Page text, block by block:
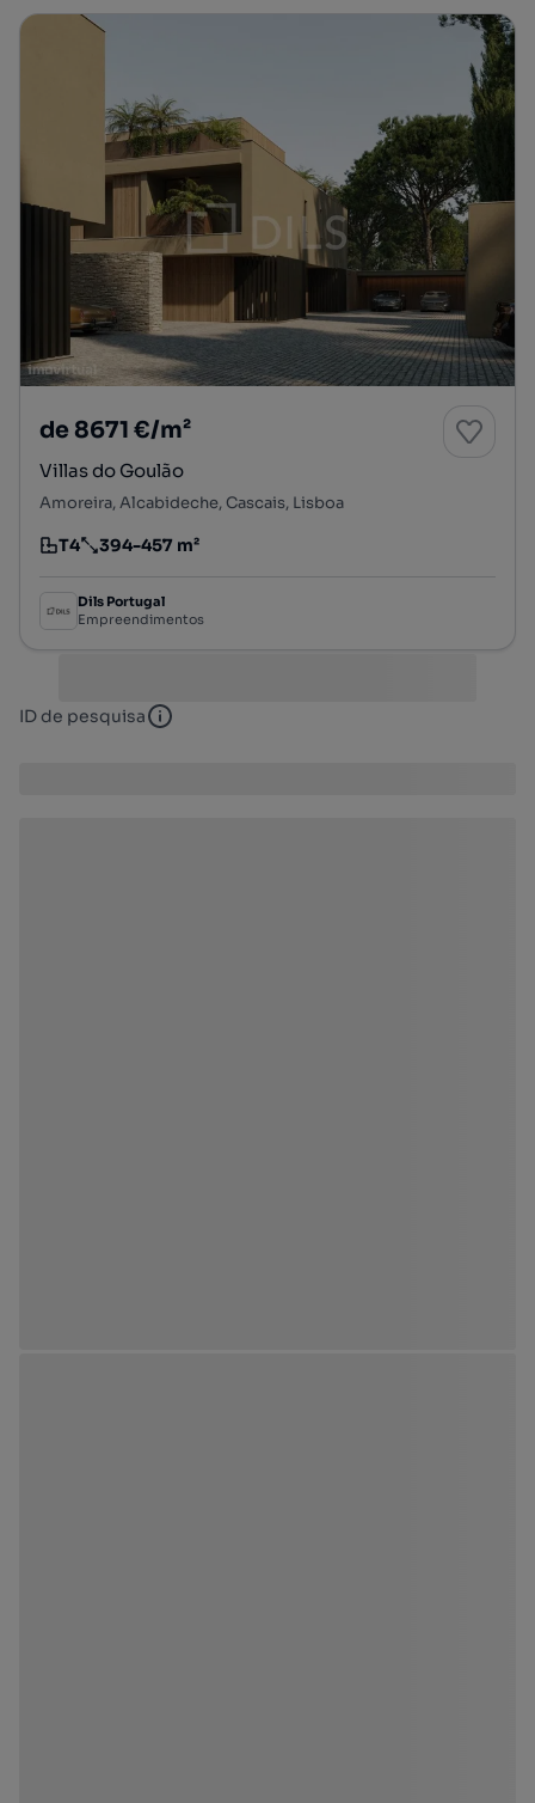
de 8671 €/m²
Villas do Goulão
Amoreira, Alcabideche, Cascais, Lisboa
Tipologia
T4
Preço por metro quadrado
394-457 m²
Dils Portugal
Empreendimentos
ID de pesquisa ID de pesquisa